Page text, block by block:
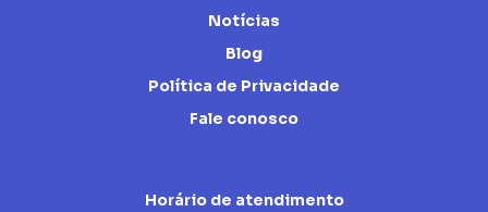
Notícias
Blog
Política de Privacidade
Fale conosco
Horário de atendimento